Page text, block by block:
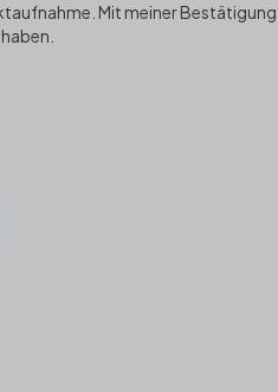
Mit meiner Bestätigung